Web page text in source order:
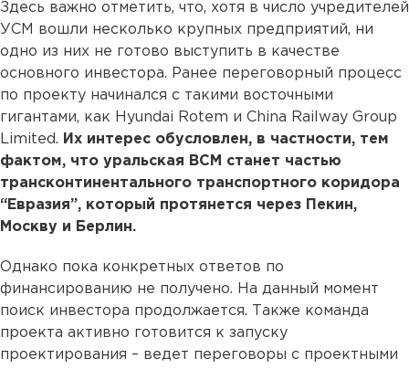
Здесь важно отметить, что, хотя в число учредителей
УСМ вошли несколько крупных предприятий, ни
одно из них не готово выступить в качестве
основного инвестора. Ранее переговорный процесс
по проекту начинался с такими восточными
гигантами, как Hyundai Rotem и China Railway Group
Limited. Их интерес обусловлен, в частности, тем
фактом, что уральская ВСМ станет частью
трансконтинентального транспортного коридора
“Евразия”, который протянется через Пекин,
Москву и Берлин.
Однако пока конкретных ответов по
финансированию не получено. На данный момент
поиск инвестора продолжается. Также команда
проекта активно готовится к запуску
проектирования – ведет переговоры с проектными